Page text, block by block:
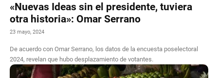
«Nuevas Ideas sin el presidente, tuviera
otra historia»: Omar Serrano
23 mayo, 2024
De acuerdo con Omar Serrano, los datos de la encuesta poselectoral
2024, revelan que hubo desplazamiento de votantes.